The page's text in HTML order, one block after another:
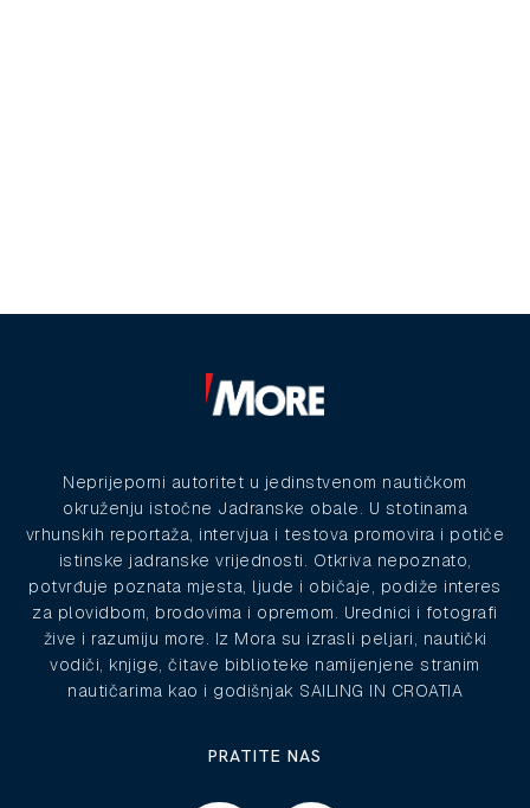
Neprijeporni autoritet u jedinstvenom nautičkom
okruženju istočne Jadranske obale. U stotinama
vrhunskih reportaža, intervjua i testova promovira i potiče
istinske jadranske vrijednosti. Otkriva nepoznato,
potvrđuje poznata mjesta, ljude i običaje, podiže interes
za plovidbom, brodovima i opremom. Urednici i fotografi
žive i razumiju more. Iz Mora su izrasli peljari, nautički
vodiči, knjige, čitave biblioteke namijenjene stranim
nautičarima kao i godišnjak SAILING IN CROATIA
PRATITE NAS